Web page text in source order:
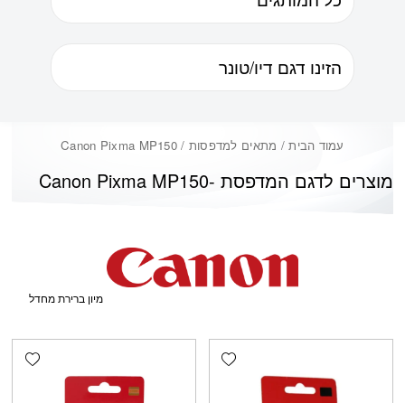
עמוד הבית/ מתאים למדפסות / Canon Pixma MP150
Canon Pixma MP150מוצרים לדגם המדפסת -
Add wishlist